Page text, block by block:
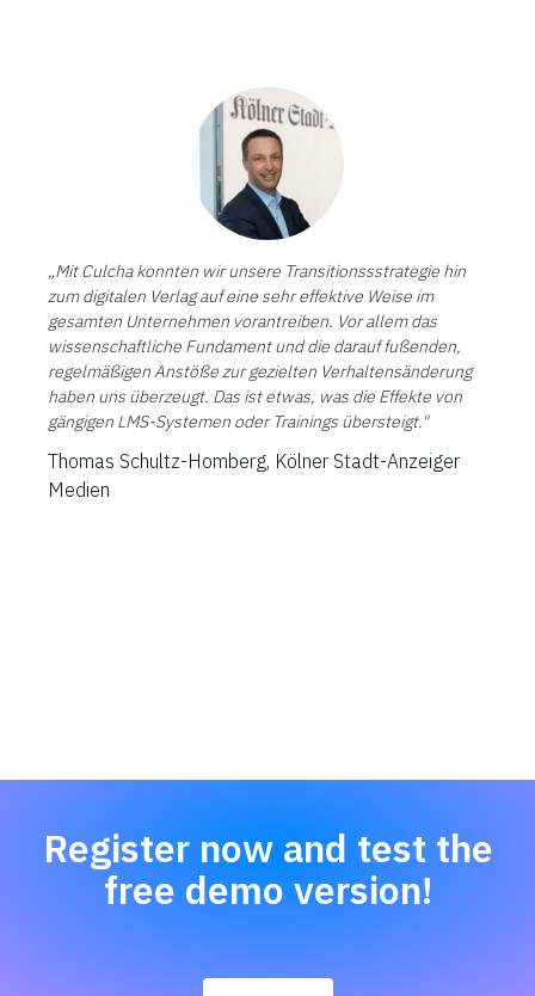
„Mit Culcha konnten wir unsere Transitionssstrategie hin
zum digitalen Verlag auf eine sehr effektive Weise im
gesamten Unternehmen vorantreiben. Vor allem das
wissenschaftliche Fundament und die darauf fußenden,
regelmäßigen Anstöße zur gezielten Verhaltensänderung
haben uns überzeugt. Das ist etwas, was die Effekte von
gängigen LMS-Systemen oder Trainings übersteigt."
Thomas Schultz-Homberg, Kölner Stadt-Anzeiger
Medien
Register now and test the
free demo version!